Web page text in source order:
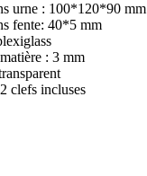
urne : 100*120*90 mm
fente: 40*5 mm
: 3 mm
clefs incluses